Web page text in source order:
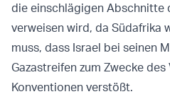
die einschlägigen Abschnitte
verweisen wird, da Südafrika
muss, dass Israel bei seinen
Gazastreifen zum Zwecke
Konventionen verstößt.